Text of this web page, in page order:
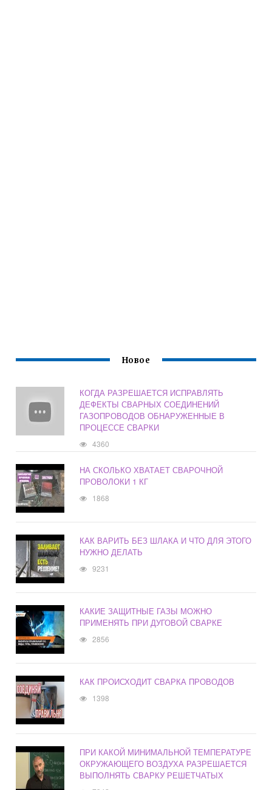
Новое
КОГДА РАЗРЕШАЕТСЯ ИСПРАВЛЯТЬ
ДЕФЕКТЫ СВАРНЫХ СОЕДИНЕНИЙ
ГАЗОПРОВОДОВ ОБНАРУЖЕННЫЕ В
ПРОЦЕССЕ СВАРКИ
4360
НА СКОЛЬКО ХВАТАЕТ СВАРОЧНОЙ
ПРОВОЛОКИ 1 КГ
1868
КАК ВАРИТЬ БЕЗ ШЛАКА И ЧТО ДЛЯ ЭТОГО
НУЖНО ДЕЛАТЬ
9231
КАКИЕ ЗАЩИТНЫЕ ГАЗЫ МОЖНО
ПРИМЕНЯТЬ ПРИ ДУГОВОЙ СВАРКЕ
2856
КАК ПРОИСХОДИТ СВАРКА ПРОВОДОВ
1398
ПРИ КАКОЙ МИНИМАЛЬНОЙ ТЕМПЕРАТУРЕ
ОКРУЖАЮЩЕГО ВОЗДУХА РАЗРЕШАЕТСЯ
ВЫПОЛНЯТЬ СВАРКУ РЕШЕТЧАТЫХ